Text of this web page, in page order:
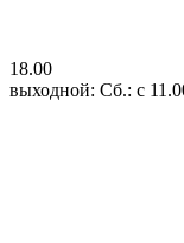
18.00
выходной: Сб.: с